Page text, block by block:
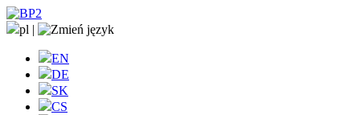
pl |
EN
DE
SK
CS